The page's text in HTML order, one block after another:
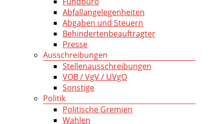
Abfallangelegenheiten
Abgaben und Steuern
Behindertenbeauftragter
Presse
Ausschreibungen
Stellenausschreibungen
VOB / VgV / UVgO
Sonstige
Politik
Politische Gremien
Wahlen